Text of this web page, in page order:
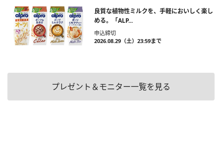
良質な植物性ミルクを、手軽においしく楽し
める。「ALP...
申込締切
2026.08.29（土）23:59まで
プレゼント＆モニター一覧を見る